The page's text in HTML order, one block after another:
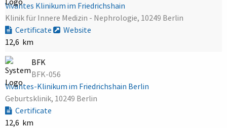
Vivantes Klinikum im Friedrichshain
Klinik für Innere Medizin - Nephrologie, 10249 Berlin
Certificate
Website
12,6 km
BFK
BFK-056
Vivantes-Klinikum im Friedrichshain Berlin
Geburtsklinik, 10249 Berlin
Certificate
12,6 km